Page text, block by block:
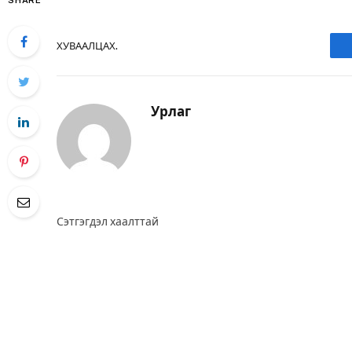
ХУВААЛЦАХ.
Урлаг
Сэтгэгдэл хаалттай